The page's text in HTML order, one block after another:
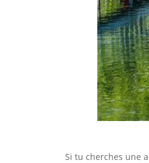
Si tu cherches une